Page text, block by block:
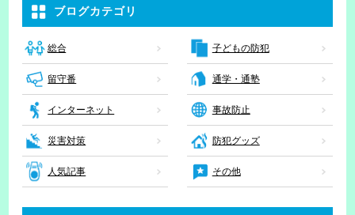
ブログカテゴリ
総合 子どもの防犯
留守番 通学・通塾
インターネット 事故防止
災害対策 防犯グッズ
人気記事 その他